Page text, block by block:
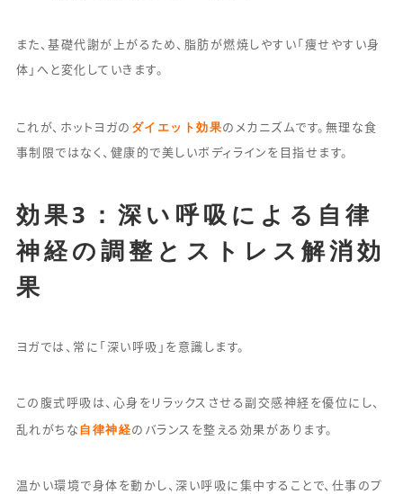
また、基礎代謝が上がるため、脂肪が燃焼しやすい「痩せやすい身
体」へと変化していきます。
これが、ホットヨガの ダイエット効果のメカニズムです。無理な食
事制限ではなく、健康的で美しいボディラインを目指せます。
効果3：深い呼吸による自律
神経の調整とストレス解消効
果
ヨガでは、常に「深い呼吸」を意識します。
この腹式呼吸は、心身をリラックスさせる副交感神経を優位にし、
乱れがちな 自律神経のバランスを整える効果があります。
温かい環境で身体を動かし、深い呼吸に集中することで、仕事のプ